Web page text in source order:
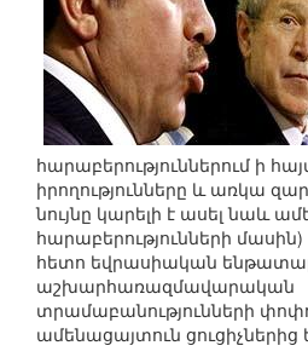
հարաբերություններում ի
իրողությունները և առկա
նույնը կարելի է ասել նաև
հարաբերությունների
հետո եվրասիական
աշխարհառազմավարական
տրամաբանությունների
ամենացայտուն ցուցիչներից